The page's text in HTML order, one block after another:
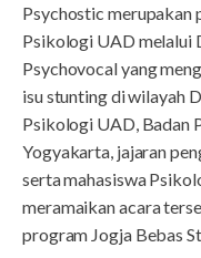
Psychostic merupakan
Psikologi UAD melalui
Psychovocal yang
isu stunting di wilayah
Psikologi UAD, Badan
Yogyakarta, jajaran
serta mahasiswa
meramaikan acara
program Jogja Bebas